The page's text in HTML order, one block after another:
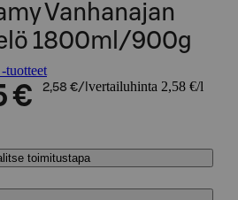
Vanhanajan
1800ml/900g
tuotteet
€ 2,58 €/l vertailuhinta 2,58 €/l
toimitustapa